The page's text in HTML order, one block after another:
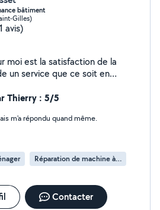
bâtiment
Gilles)
avis)
moi est la satisfaction de la
un service que ce soit en
de sol,électroménager, petite
Thierry : 5/5
m'a répondu quand même.
Réparation de machine à laver
Contacter